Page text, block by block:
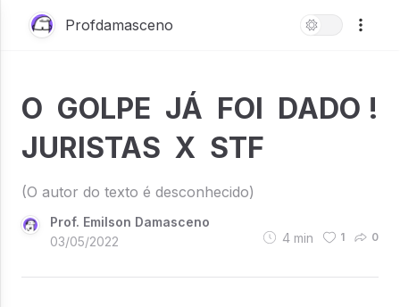
Profdamasceno
O GOLPE JÁ FOI DADO !
JURISTAS X STF
(O autor do texto é desconhecido)
Prof. Emilson Damasceno
03/05/2022
4 min 1 0